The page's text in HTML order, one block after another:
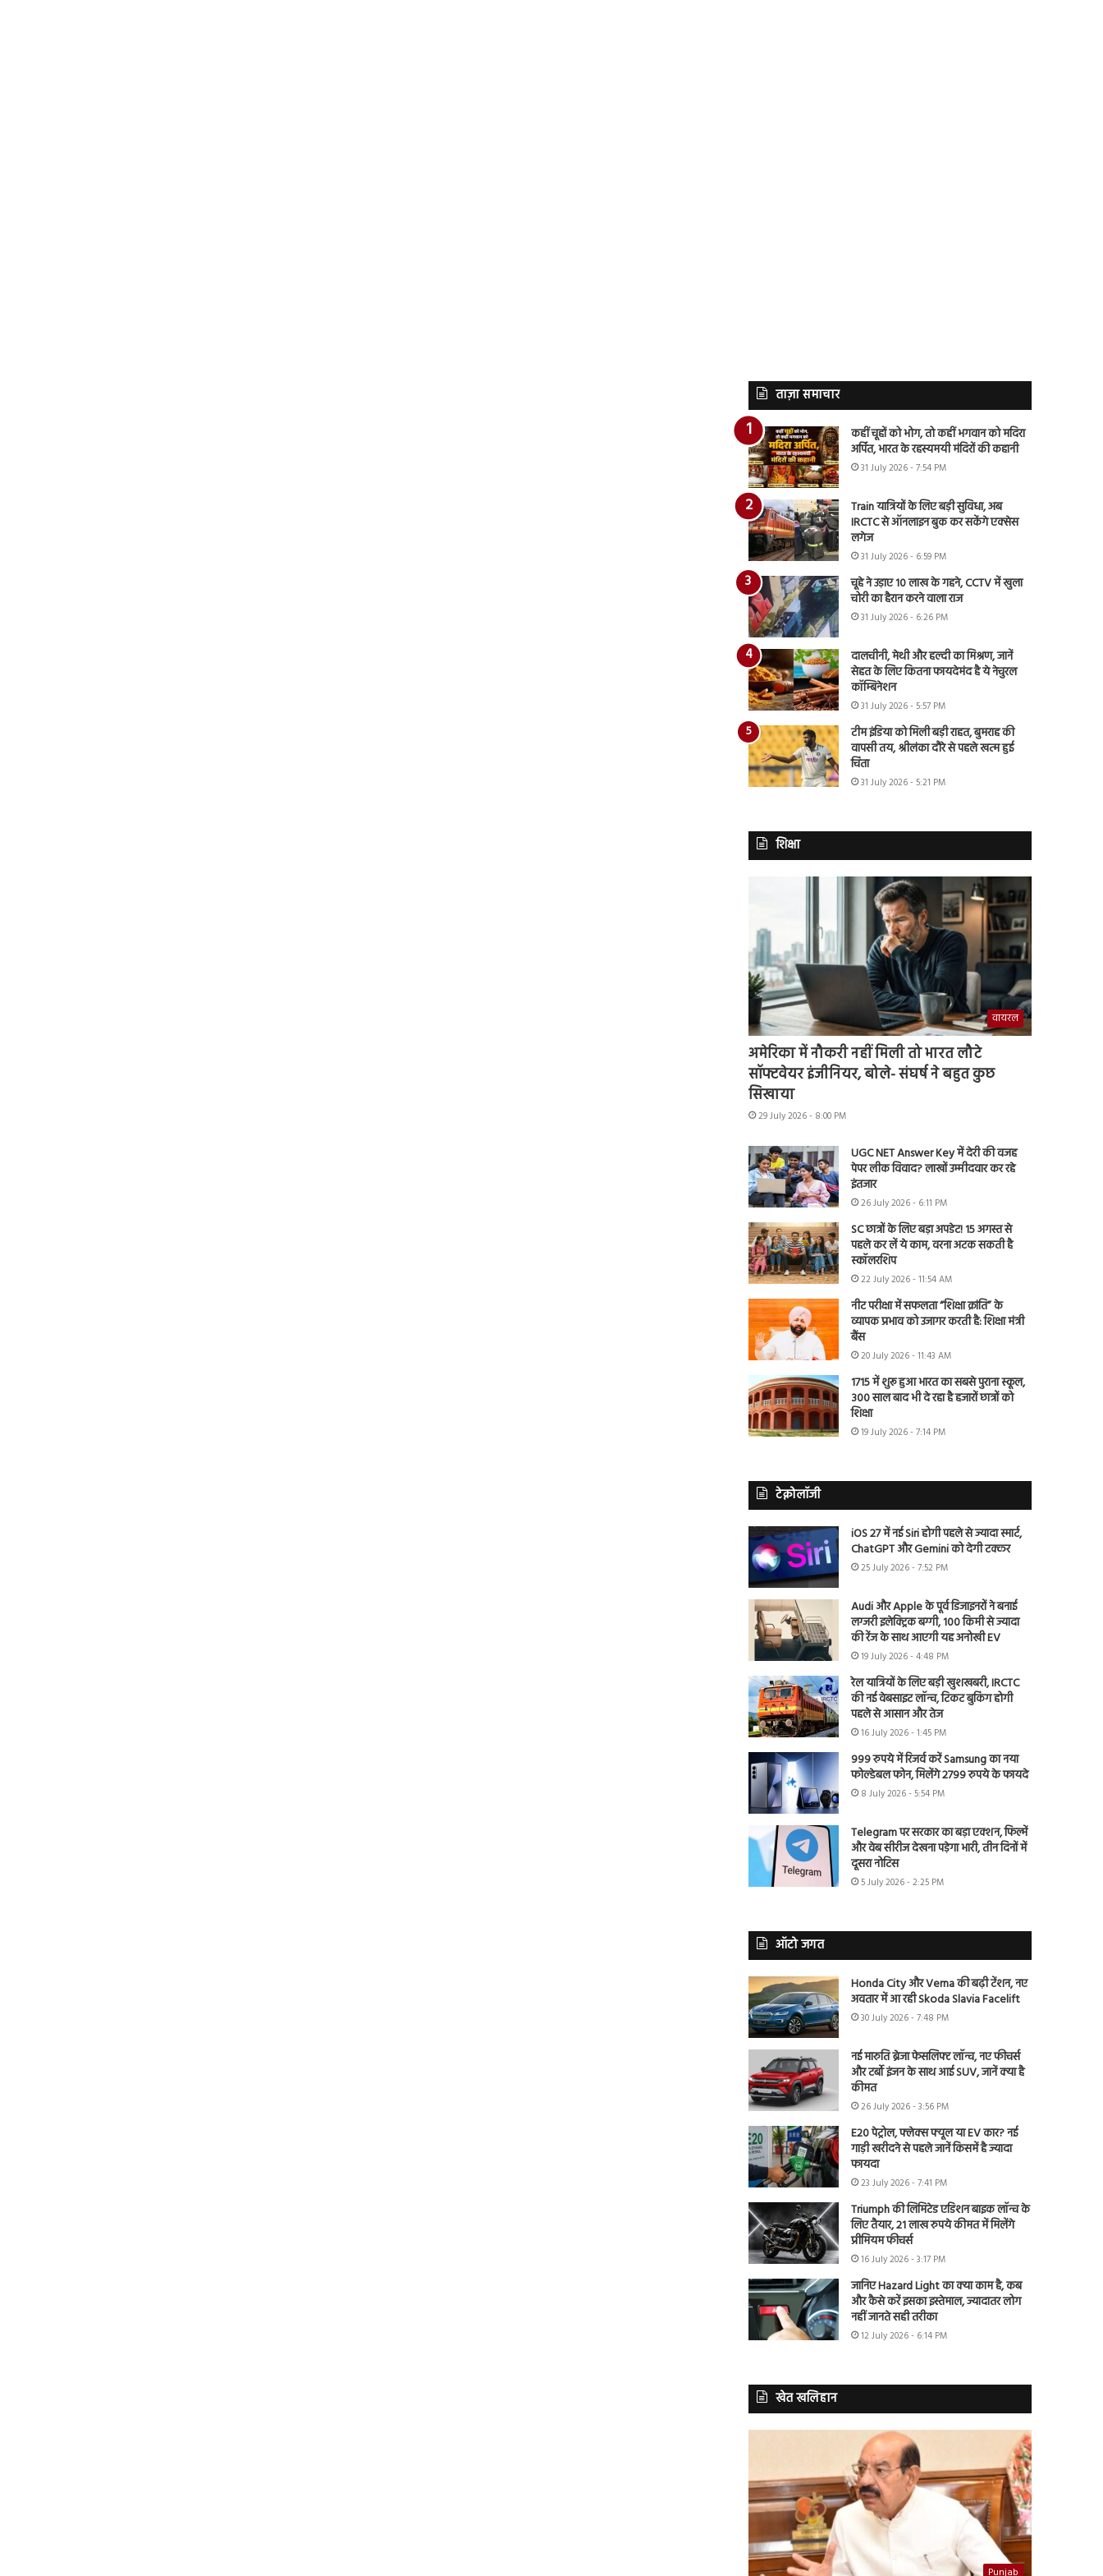
ताज़ा समाचार
कहीं चूहों को भोग, तो कहीं भगवान को मदिरा
अर्पित, भारत के रहस्यमयी मंदिरों की कहानी
31 July 2026 - 7:54 PM
Train यात्रियों के लिए बड़ी सुविधा, अब
IRCTC से ऑनलाइन बुक कर सकेंगे एक्सेस
लगेज
31 July 2026 - 6:59 PM
चूहे ने उड़ाए 10 लाख के गहने, CCTV में खुला
चोरी का हैरान करने वाला राज
31 July 2026 - 6:26 PM
दालचीनी, मेथी और हल्दी का मिश्रण, जानें
सेहत के लिए कितना फायदेमंद है ये नेचुरल
कॉम्बिनेशन
31 July 2026 - 5:57 PM
टीम इंडिया को मिली बड़ी राहत, बुमराह की
वापसी तय, श्रीलंका दौरे से पहले खत्म हुई
चिंता
31 July 2026 - 5:21 PM
शिक्षा
वायरल
अमेरिका में नौकरी नहीं मिली तो भारत लौटे
सॉफ्टवेयर इंजीनियर, बोले- संघर्ष ने बहुत कुछ
सिखाया
29 July 2026 - 8:00 PM
UGC NET Answer Key में देरी की वजह
पेपर लीक विवाद? लाखों उम्मीदवार कर रहे
इंतजार
26 July 2026 - 6:11 PM
SC छात्रों के लिए बड़ा अपडेट! 15 अगस्त से
पहले कर लें ये काम, वरना अटक सकती है
स्कॉलरशिप
22 July 2026 - 11:54 AM
नीट परीक्षा में सफलता “शिक्षा क्रांति” के
व्यापक प्रभाव को उजागर करती है: शिक्षा मंत्री
बैंस
20 July 2026 - 11:43 AM
1715 में शुरू हुआ भारत का सबसे पुराना स्कूल,
300 साल बाद भी दे रहा है हजारों छात्रों को
शिक्षा
19 July 2026 - 7:14 PM
टेक्नोलॉजी
iOS 27 में नई Siri होगी पहले से ज्यादा स्मार्ट,
ChatGPT और Gemini को देगी टक्कर
25 July 2026 - 7:52 PM
Audi और Apple के पूर्व डिजाइनरों ने बनाई
लग्जरी इलेक्ट्रिक बग्गी, 100 किमी से ज्यादा
की रेंज के साथ आएगी यह अनोखी EV
19 July 2026 - 4:48 PM
रेल यात्रियों के लिए बड़ी खुशखबरी, IRCTC
की नई वेबसाइट लॉन्च, टिकट बुकिंग होगी
पहले से आसान और तेज
16 July 2026 - 1:45 PM
999 रुपये में रिजर्व करें Samsung का नया
फोल्डेबल फोन, मिलेंगे 2799 रुपये के फायदे
8 July 2026 - 5:54 PM
Telegram पर सरकार का बड़ा एक्शन, फिल्में
और वेब सीरीज देखना पड़ेगा भारी, तीन दिनों में
दूसरा नोटिस
5 July 2026 - 2:25 PM
ऑटो जगत
Honda City और Verna की बढ़ी टेंशन, नए
अवतार में आ रही Skoda Slavia Facelift
30 July 2026 - 7:48 PM
नई मारुति ब्रेजा फेसलिफ्ट लॉन्च, नए फीचर्स
और टर्बो इंजन के साथ आई SUV, जानें क्या है
कीमत
26 July 2026 - 3:56 PM
E20 पेट्रोल, फ्लेक्स फ्यूल या EV कार? नई
गाड़ी खरीदने से पहले जानें किसमें है ज्यादा
फायदा
23 July 2026 - 7:41 PM
Triumph की लिमिटेड एडिशन बाइक लॉन्च के
लिए तैयार, 21 लाख रुपये कीमत में मिलेंगे
प्रीमियम फीचर्स
16 July 2026 - 3:17 PM
जानिए Hazard Light का क्या काम है, कब
और कैसे करें इसका इस्तेमाल, ज्यादातर लोग
नहीं जानते सही तरीका
12 July 2026 - 6:14 PM
खेत खलिहान
Punjab